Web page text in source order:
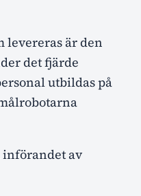
levereras är den
det fjärde
utbildas på
införandet av